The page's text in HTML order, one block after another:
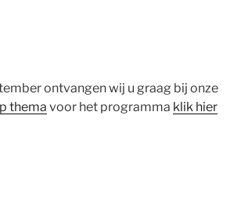
ontvangen wij u graag bij onze
thema voor het programma klik hier